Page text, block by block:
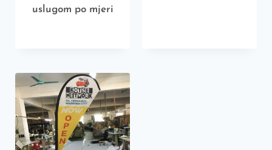
uslugom po mjeri